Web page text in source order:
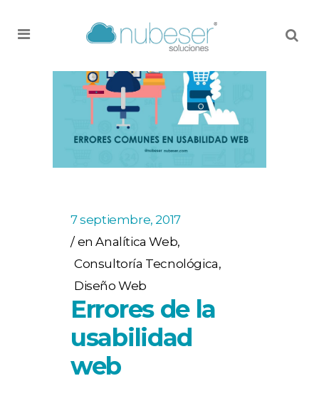
7 septiembre, 2017
enAnalítica Web,
Consultoría Tecnológica,
Diseño Web
Errores de la
usabilidad
web